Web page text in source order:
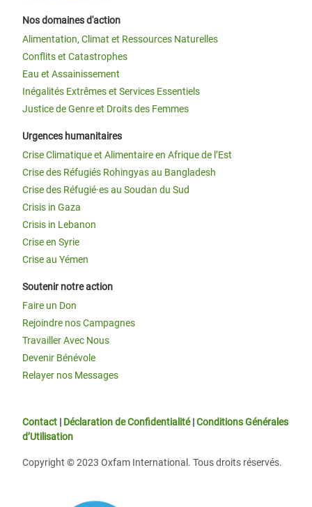
Nos domaines d'action
Alimentation, Climat et Ressources Naturelles
Conflits et Catastrophes
Eau et Assainissement
Inégalités Extrêmes et Services Essentiels
Justice de Genre et Droits des Femmes
Urgences humanitaires
Crise Climatique et Alimentaire en Afrique de l’Est
Crise des Réfugiés Rohingyas au Bangladesh
Crise des Réfugié·es au Soudan du Sud
Crisis in Gaza
Crisis in Lebanon
Crise en Syrie
Crise au Yémen
Soutenir notre action
Faire un Don
Rejoindre nos Campagnes
Travailler Avec Nous
Devenir Bénévole
Relayer nos Messages
Contact | Déclaration de Confidentialité|Conditions Générales
d’Utilisation
Copyright © 2023 Oxfam International. Tous droits réservés.